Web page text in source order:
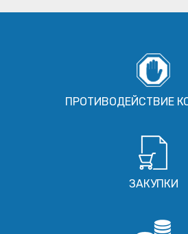
ПРОТИВОДЕЙСТВИЕ
ЗАКУПКИ